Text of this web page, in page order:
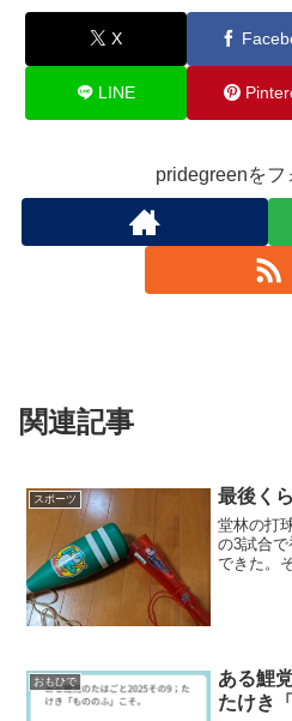
X
LINE
pridegreenをフ
関連記事
スポーツ 最後く
堂林の打
の3試合
できた。
おもひで
ある鯉
たけき